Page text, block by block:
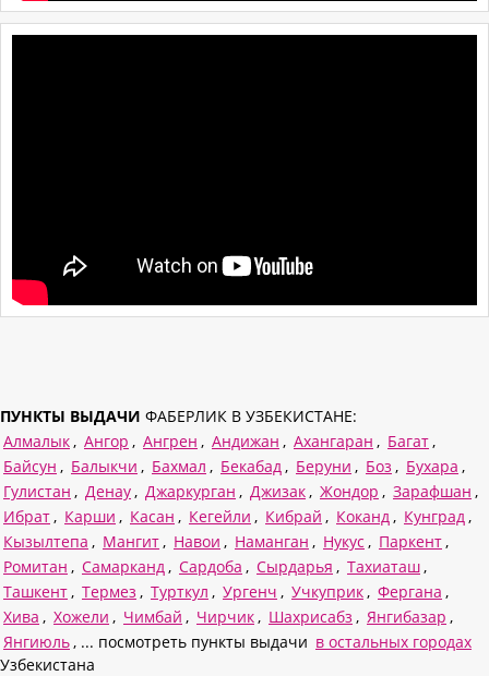
ПУНКТЫ ВЫДАЧИ ФАБЕРЛИК В УЗБЕКИСТАНЕ:
Алмалык , Ангор , Ангрен , Андижан , Ахангаран , Багат ,
Байсун , Балыкчи , Бахмал , Бекабад , Беруни , Боз , Бухара ,
Гулистан , Денау , Джаркурган , Джизак , Жондор , Зарафшан ,
Ибрат , Карши , Касан , Кегейли , Кибрай , Коканд , Кунград ,
Кызылтепа , Мангит , Навои , Наманган , Нукус , Паркент ,
Ромитан , Самарканд , Сардоба , Сырдарья , Тахиаташ ,
Ташкент , Термез , Турткул , Ургенч , Учкуприк , Фергана ,
Хива , Хожели , Чимбай , Чирчик , Шахрисабз , Янгибазар ,
Янгиюль , ... посмотреть пункты выдачи в остальных городах
Узбекистана